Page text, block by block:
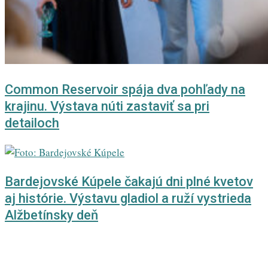
Common Reservoir spája dva pohľady na
krajinu. Výstava núti zastaviť sa pri
detailoch
Bardejovské Kúpele čakajú dni plné kvetov
aj histórie. Výstavu gladiol a ruží vystrieda
Alžbetínsky deň